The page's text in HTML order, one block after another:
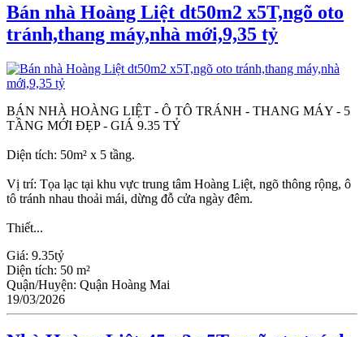
Bán nhà Hoàng Liệt dt50m2 x5T,ngõ oto
tránh,thang máy,nhà mới,9,35 tỷ
BÁN NHÀ HOÀNG LIỆT - Ô TÔ TRÁNH - THANG MÁY - 5
TẦNG MỚI ĐẸP - GIÁ 9.35 TỶ
Diện tích: 50m² x 5 tầng.
Vị trí: Tọa lạc tại khu vực trung tâm Hoàng Liệt, ngõ thông rộng, ô
tô tránh nhau thoải mái, dừng đỗ cửa ngày đêm.
Thiết...
Giá: 9.35tỷ
Diện tích: 50 m²
Quận/Huyện: Quận Hoàng Mai
19/03/2026